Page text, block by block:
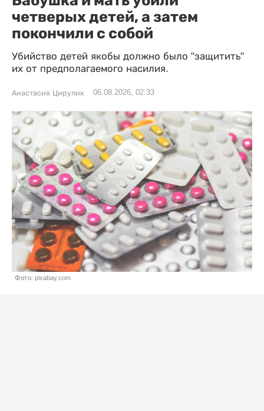
четверых детей, а затем
покончили с собой
Убийство детей якобы должно было "защитить"
их от предполагаемого насилия.
Анастасия Цирулик 06.08.2026, 02:33
Фото: pixabay.com